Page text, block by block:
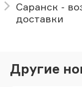
Саранск -
доставки
Другие